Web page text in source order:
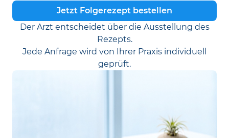
Jetzt Folgerezept bestellen
Der Arzt entscheidet über die Ausstellung des
Rezepts.
Jede Anfrage wird von Ihrer Praxis individuell
geprüft.